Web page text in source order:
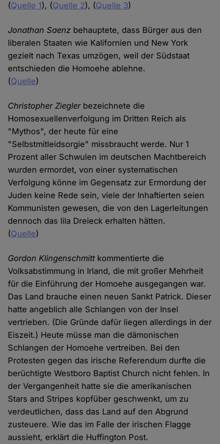
(Quelle 1), (Quelle 2), (Quelle 3)
Jonathan Saenz behauptete, dass Bürger aus den
liberalen Staaten wie Kalifornien und New York
gezielt nach Texas umzögen, weil der Südstaat
entschieden die Homoehe ablehne.
(Quelle)
Christopher Zieglerbezeichnete die
Homosexuellenverfolgung im Dritten Reich als
"Mythos", der heute für eine
"Selbstmitleidsorgie" missbraucht werde. Nur 1
Prozent aller Schwulen im deutschen Machtbereich
wurden ermordet, von einer systematischen
Verfolgung könne im Gegensatz zur Ermordung der
Juden keine Rede sein, viele der Inhaftierten seien
Kommunisten gewesen, die von den Lagerleitungen
dennoch das lila Dreieck erhalten hätten.
(Quelle)
Gordon Klingenschmittkommentierte die
Volksabstimmung in Irland, die mit großer Mehrheit
für die Einführung der Homoehe ausgegangen war.
Das Land brauche einen neuen Sankt Patrick. Dieser
hatte angeblich alle Schlangen von der Insel
vertrieben. (Die Gründe dafür liegen allerdings in der
Eiszeit.) Heute müsse man die dämonischen
Schlangen der Homoehe vertreiben. Bei den
Protesten gegen das irische Referendum durfte die
berüchtigte Westboro Baptist Church nicht fehlen. In
der Vergangenheit hatte sie die amerikanischen
Stars and Stripes kopfüber geschwenkt, um zu
verdeutlichen, dass das Land auf den Abgrund
zusteuere. Wie das im Falle der irischen Flagge
aussieht, erklärt die Huffington Post.